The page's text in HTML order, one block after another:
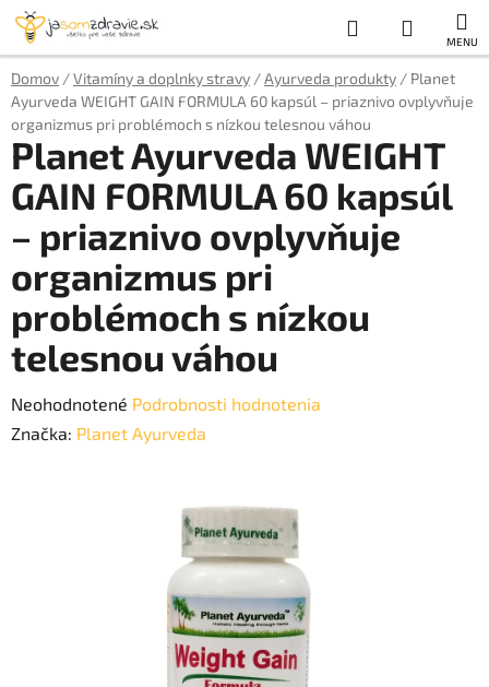
Prejsť
obsah
Hľadať
KOŠÍK
Domov /Vitamíny a doplnky stravy /Ayurveda produkty / Planet
Ayurveda WEIGHT GAIN FORMULA 60 kapsúl – priaznivo ovplyvňuje
organizmus pri problémoch s nízkou telesnou váhou
Planet Ayurveda WEIGHT
GAIN FORMULA 60 kapsúl
– priaznivo ovplyvňuje
organizmus pri
problémoch s nízkou
telesnou váhou
Priemerné
hodnotenie
Neohodnotené Podrobnosti hodnotenia
Značka: Planet Ayurveda